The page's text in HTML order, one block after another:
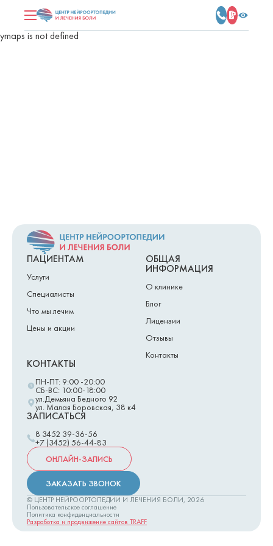
ymaps is not defined
ПАЦИЕНТАМ
Услуги
Специалисты
Что мы лечим
Цены и акции
ОБЩАЯ
ИНФОРМАЦИЯ
О клинике
Блог
Лицензии
Отзывы
Контакты
КОНТАКТЫ
ПН-ПТ: 9:00 -20:00
СБ-ВС: 10:00-18:00
ул.Демьяна Бедного 92
ул. Малая Боровская, 38 к4
ЗАПИСАТЬСЯ
8 3452 39-36-56
+7 (3452) 56-44-83
ОНЛАЙН-ЗАПИСЬ
ЗАКАЗАТЬ ЗВОНОК
© ЦЕНТР НЕЙРООРТОПЕДИИ И ЛЕЧЕНИЯ БОЛИ, 2026
Пользовательское соглашение
Политика конфиденциальности
Разработка и продвижение сайтов TRAFF